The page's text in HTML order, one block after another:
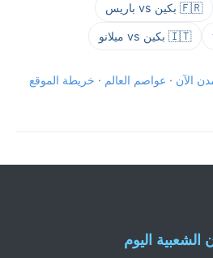
🇫🇷 بكين vs باريس
🇮🇹 بكين vs ميلانو
الآن · عواصم العالم · خريطة الموقع
الشعبية اليوم